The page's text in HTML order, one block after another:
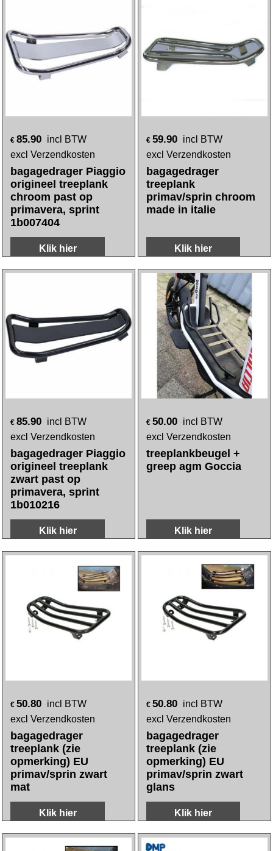
€ 85.90 incl BTW
excl Verzendkosten
bagagedrager Piaggio
origineel treeplank
chroom past op
primavera, sprint
1b007404
€ 59.90 incl BTW
excl Verzendkosten
bagagedrager
treeplank
made in italie
Klik hier
€ 85.90 incl BTW
excl Verzendkosten
bagagedrager Piaggio
zwart past op
primavera, sprint
1b010216
€ 50.00
incl BTW
Klik hier
50.80 incl BTW
excl Verzendkosten
bagagedrager
treeplank (zie
opmerking) EU
primav/sprin zwart
50.80 incl BTW
excl Verzendkosten
bagagedrager
treeplank (zie
opmerking) EU
primav/sprin zwart